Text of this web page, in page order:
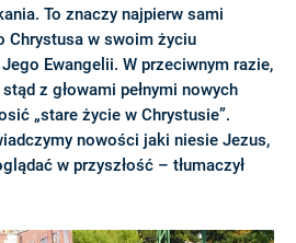
To znaczy najpierw sami
Chrystusa w swoim życiu
Ewangelii. W przeciwnym razie,
z głowami pełnymi nowych
„stare życie w Chrystusie”.
nowości jaki niesie Jezus,
w przyszłość – tłumaczył